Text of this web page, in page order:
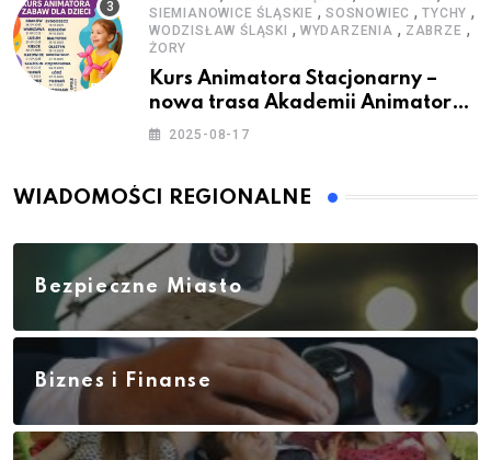
SIEMIANOWICE ŚLĄSKIE ,SOSNOWIEC ,TYCHY ,
WODZISŁAW ŚLĄSKI , WYDARZENIA , ZABRZE ,
ŻORY
Kurs Animatora Stacjonarny –
nowa trasa Akademii Animatora
– jesień 2025
2025-08-17
WIADOMOŚCI REGIONALNE
Bezpieczne Miasto
Biznes i Finanse